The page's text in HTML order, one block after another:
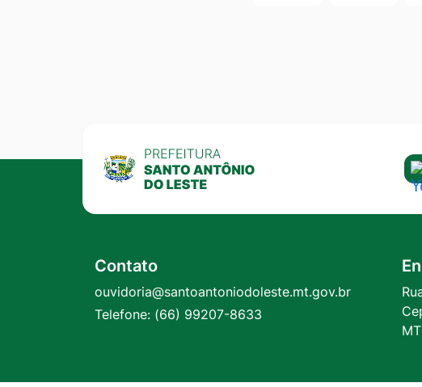
a
Contato
ouvidoria@santoantoniodoleste.mt.gov.br
Telefone: (66) 99207-8633
MT